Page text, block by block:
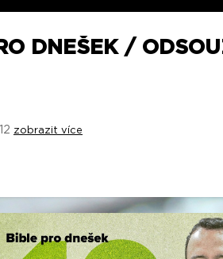
DNEŠEK /
zobrazit více